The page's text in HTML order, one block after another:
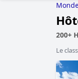
200+
Le